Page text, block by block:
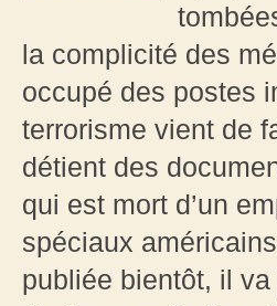
la complicité des
occupé des postes
terrorisme vient de
détient des
qui est mort d’un
spéciaux
publiée bientôt, il